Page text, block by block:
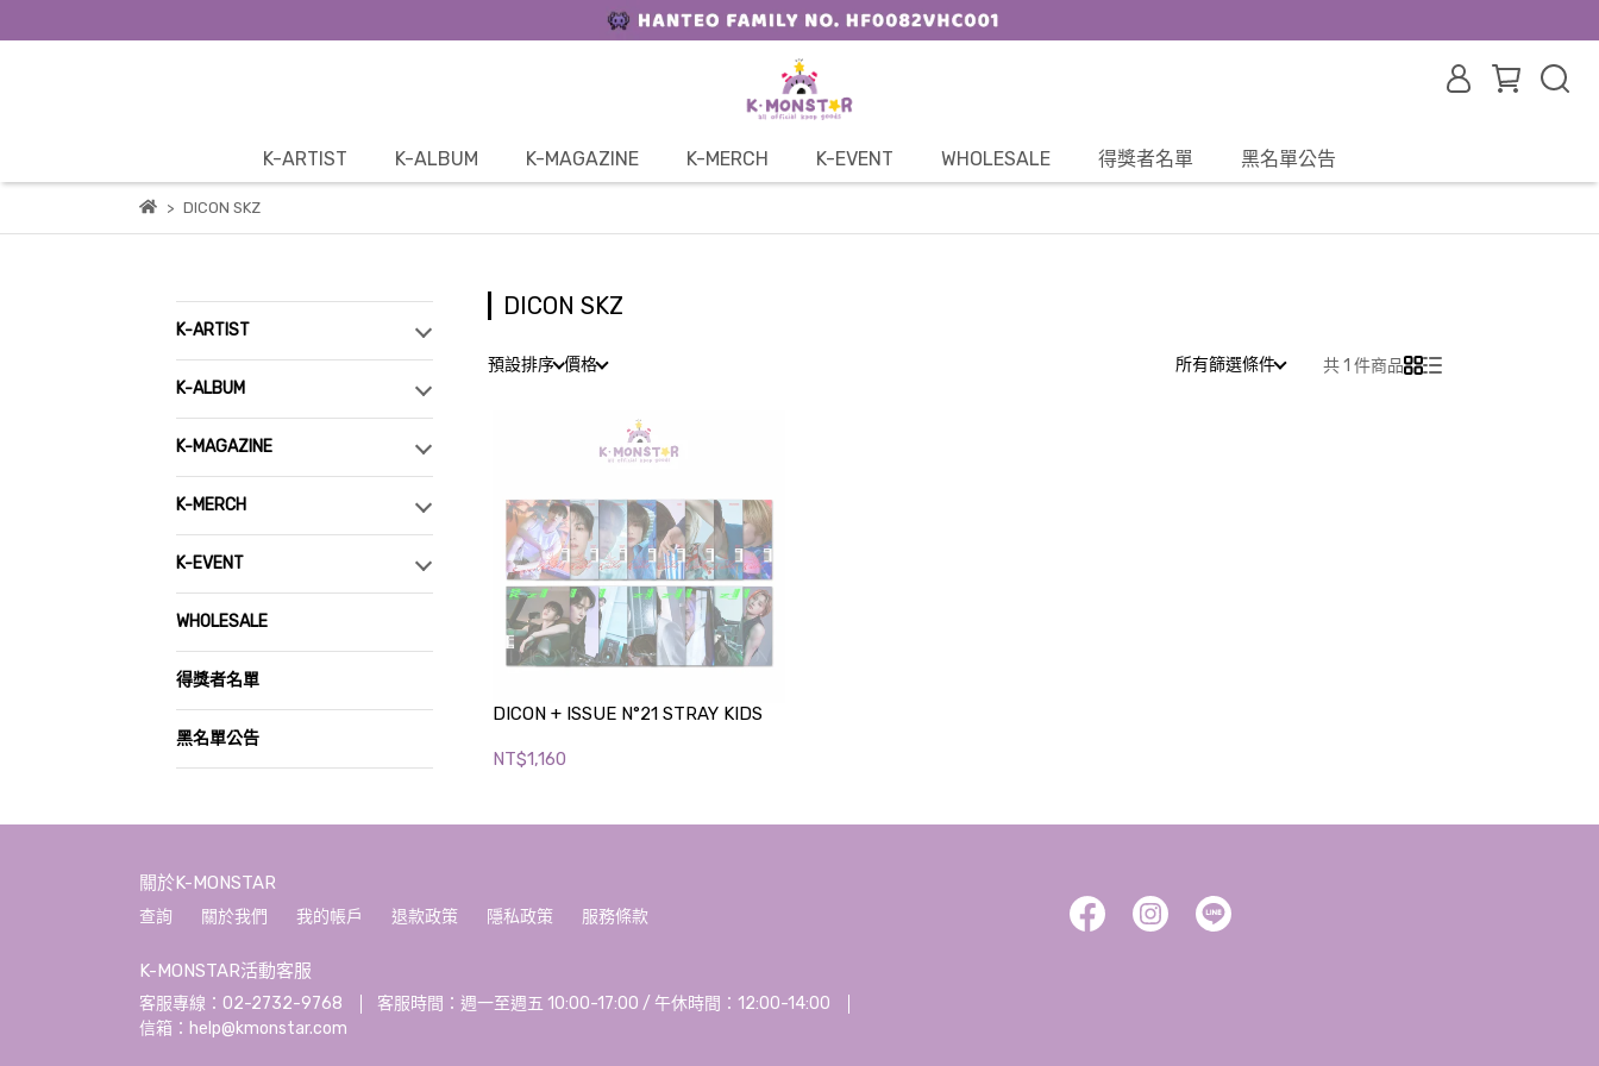
K-ARTIST K-ALBUM K-MAGAZINE K-MERCH K-EVENT WHOLESALE 得獎者名單 黑名單公告
DICON SKZ
K-ARTIST
K-ALBUM
K-MAGAZINE
K-MERCH
K-EVENT
WHOLESALE
得獎者名單
黑名單公告
DICON SKZ
預設排序 價格 所有篩選條件 共 1 件商品
DICON + ISSUE N°21 STRAY KIDS
NT$1,160
關於K-MONSTAR
查詢 關於我們 我的帳戶 退款政策 隱私政策 服務條款
K-MONSTAR活動客服
客服專線：02-2732-9768
客服時間：週一至週五 10:00-17:00 / 午休時間：12:00-14:00
信箱：help@kmonstar.com